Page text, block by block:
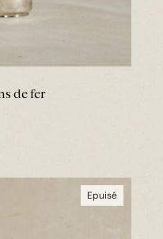
de fer
Epuisé